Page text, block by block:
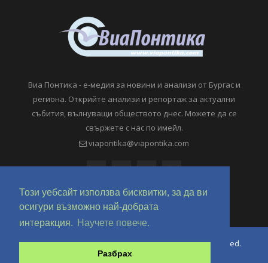
Този уебсайт използва бисквитки, за да ви
осигури възможно най-добрата
интеракция.
Научете повече.
Разбрах
Виа Понтика - е-медия за новини и анализи от Бургас и
региона. Открийте анализи и репортаж за актуални
събития, вълнуващи обществото днес. Можете да се
свържете с нас по имейл.
viapontika@viapontika.com
Copyright © 2018-2024 ViaPontika.com. All Rights Reserved.
Development @ OverHertz Ltd